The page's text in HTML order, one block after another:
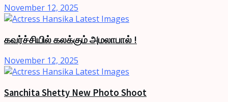
November 12, 2025
கவர்ச்சியில் கலக்கும் அமலாபால் !
November 12, 2025
Sanchita Shetty New Photo Shoot